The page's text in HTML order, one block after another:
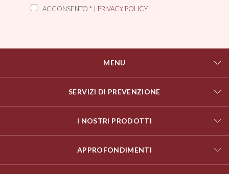
ACCONSENTO * | PRIVACY POLICY
MENU
SERVIZI DI PREVENZIONE
I NOSTRI PRODOTTI
APPROFONDIMENTI